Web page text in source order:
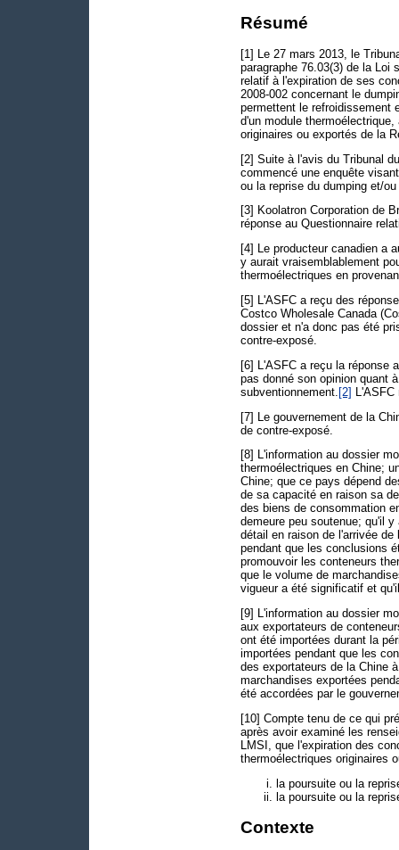
Résumé
[1] Le 27 mars 2013, le
paragraphe 76.03(3) de la Loi
relatif à l'expiration de ses
2008-002 concernant le
permettent le refroidissement
d'un module
originaires ou exportés de la
[2] Suite à l'avis du Tribunal
commencé une enquête
ou la reprise du dumping et/
[3] Koolatron Corporation de
réponse au Questionnaire
[4] Le producteur canadien a
y aurait vraisemblablement
thermoélectriques en
[5] L'ASFC a reçu des
Costco Wholesale Canada
dossier et n'a donc pas été
contre-exposé.
[6] L'ASFC a reçu la réponse
pas donné son opinion quant
subventionnement. [2]
[7] Le gouvernement de la
de contre-exposé.
[8] L'information au dossier
thermoélectriques en Chine;
Chine; que ce pays dépend
de sa capacité en raison sa
des biens de consommation
demeure peu soutenue; qu'il
détail en raison de l'arrivée
pendant que les conclusions
promouvoir les conteneurs
que le volume de
vigueur a été significatif et
[9] L'information au dossier
aux exportateurs de
ont été importées durant la
importées pendant que les
des exportateurs de la Chine
marchandises exportées
été accordées par le
[10] Compte tenu de ce qui
après avoir examiné les
LMSI, que l'expiration des
thermoélectriques originaires
la poursuite ou la
la poursuite ou la
Contexte